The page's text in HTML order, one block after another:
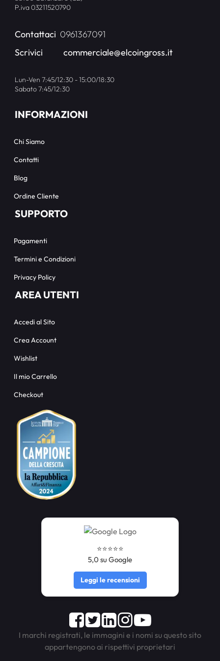
P.iva 03211520790
Contattaci 0961367091
Scrivici
commerciale@elcoingross.it
Lun-Ven 7:45/12:30 - 15:00/18:30
Sabato 7:45/12:30
INFORMAZIONI
Chi Siamo
Contatti
Blog
Ordine Cliente
SUPPORTO
Pagamenti
Termini e Condizioni
Privacy Policy
AREA UTENTI
Accedi al Sito
Crea Account
Wishlist
Il mio Carrello
Checkout
⭐️⭐️⭐️⭐️⭐️
5,0 su Google
Leggi le recensioni
Facebook
TwitterLinkedInInstagram
Youtube
I marchi registrati, le immagini e i nomi su questo sito
appartengono ai rispettivi proprietari